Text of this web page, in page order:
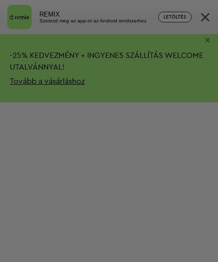
REMIX
Szerezd meg az app-ot az Android rendszerhez
LETÖLTÉS ×
-25% KEDVEZMÉNY + INGYENES SZÁLLÍTÁS WELCOME
UTALVÁNNYAL!
Tovább a vásárláshoz
×